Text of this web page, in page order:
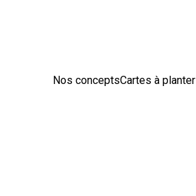
Nos conceptsCartes à planter